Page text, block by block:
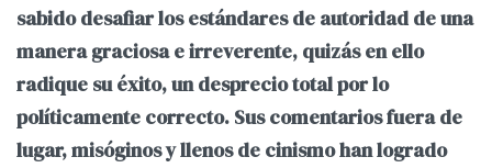
sabido desafiar los estándares de autoridad de una
manera graciosa e irreverente, quizás en ello
radique su éxito, un desprecio total por lo
políticamente correcto. Sus comentarios fuera de
lugar, misóginos y llenos de cinismo han logrado